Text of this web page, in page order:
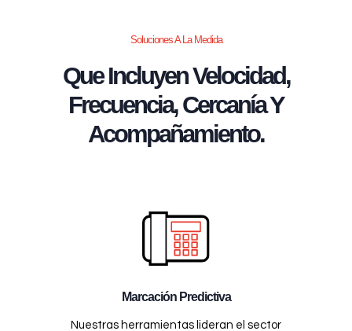
Soluciones A La Medida
Que Incluyen Velocidad,
Frecuencia, Cercanía Y
Acompañamiento.
Marcación Predictiva
Nuestras herramientas lideran el sector